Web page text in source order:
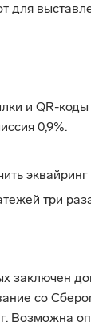
для
и QR-
0,9%.
эквайринг
три
заключен
со
Возможна